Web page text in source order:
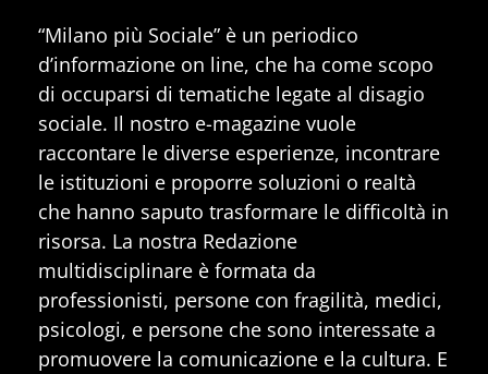
“Milano più Sociale” è un periodico
d’informazione on line, che ha come scopo
di occuparsi di tematiche legate al disagio
sociale. Il nostro e-magazine vuole
raccontare le diverse esperienze, incontrare
le istituzioni e proporre soluzioni o realtà
che hanno saputo trasformare le difficoltà in
risorsa. La nostra Redazione
multidisciplinare è formata da
professionisti, persone con fragilità, medici,
psicologi, e persone che sono interessate a
promuovere la comunicazione e la cultura. E